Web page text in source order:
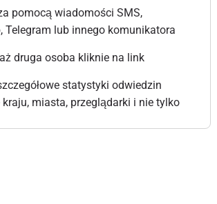
pomocą wiadomości SMS,
Telegram lub innego komunikatora
druga osoba kliknie na link
statystyki odwiedzin
miasta, przeglądarki i nie tylko